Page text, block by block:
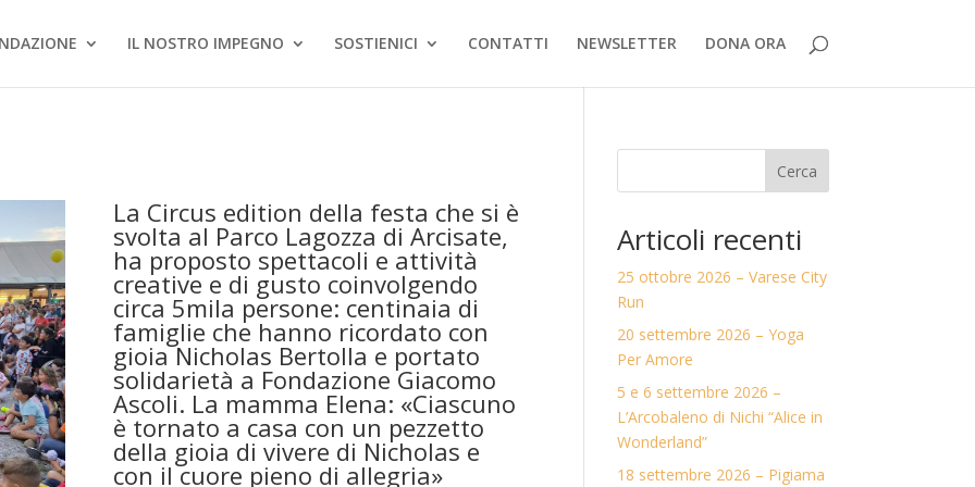
IL NOSTRO IMPEGNO SOSTIENICI CONTATTI NEWSLETTER DONA ORA
La Circus edition della festa che si è
svolta al Parco Lagozza di Arcisate,
ha proposto spettacoli e attività
creative e di gusto coinvolgendo
circa 5mila persone: centinaia di
famiglie che hanno ricordato con
gioia Nicholas Bertolla e portato
solidarietà a Fondazione Giacomo
Ascoli. La mamma Elena: «Ciascuno
è tornato a casa con un pezzetto
della gioia di vivere di Nicholas e
con il cuore pieno di allegria»
Cerca
Articoli recenti
25 ottobre 2026 – Varese City
Run
20 settembre 2026 – Yoga
Per Amore
5 e 6 settembre 2026 –
L’Arcobaleno di Nichi “Alice in
Wonderland”
18 settembre 2026 – Pigiama